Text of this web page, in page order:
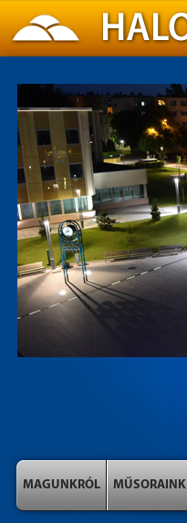
MAGUNKRÓL MŰSORAINK